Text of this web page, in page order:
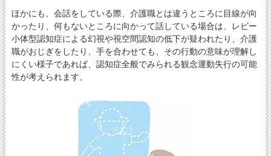
ほかにも、会話をしている際、介護職とは違うところに目線が向
かったり、何もないところに向かって話している場合は、レビー
小体型認知症による幻視や視空間認知の低下が疑われたり、介護
職がおじぎをしたり、手を合わせても、その行動の意味が理解し
にくい様子であれば、認知症全般でみられる観念運動失行の可能
性が考えられます。